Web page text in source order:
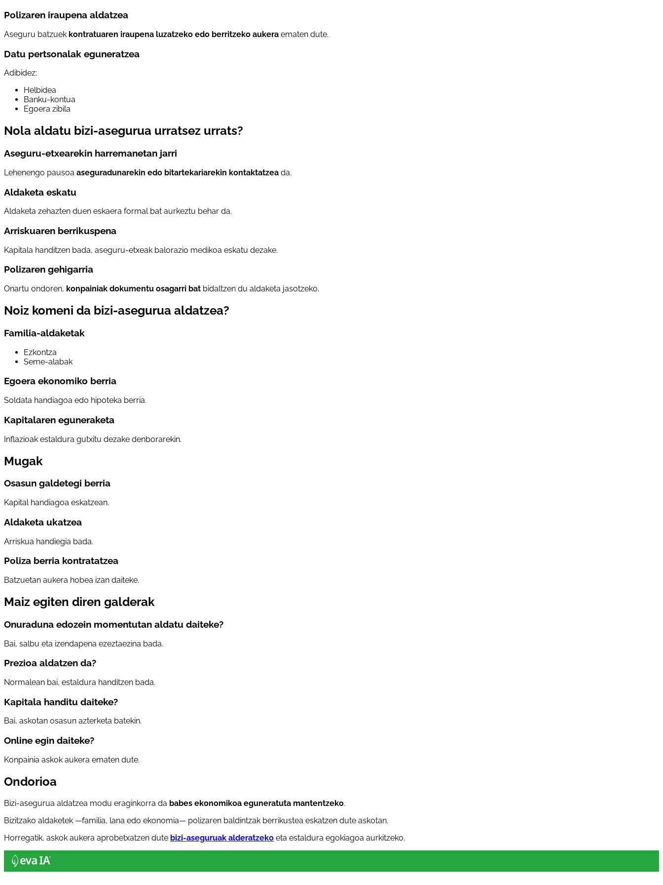
Polizaren iraupena aldatzea
Aseguru batzuek kontratuaren iraupena luzatzeko edo berritzeko aukera ematen dute.
Datu pertsonalak eguneratzea
Adibidez:
Helbidea
Banku-kontua
Egoera zibila
Nola aldatu bizi-asegurua urratsez urrats?
Aseguru-etxearekin harremanetan jarri
Lehenengo pausoa aseguradunarekin edo bitartekariarekin kontaktatzea da.
Aldaketa eskatu
Aldaketa zehazten duen eskaera formal bat aurkeztu behar da.
Arriskuaren berrikuspena
Kapitala handitzen bada, aseguru-etxeak balorazio medikoa eskatu dezake.
Polizaren gehigarria
Onartu ondoren, konpainiak dokumentu osagarri bat bidaltzen du aldaketa jasotzeko.
Noiz komeni da bizi-asegurua aldatzea?
Familia-aldaketak
Ezkontza
Seme-alabak
Egoera ekonomiko berria
Soldata handiagoa edo hipoteka berria.
Kapitalaren eguneraketa
Inflazioak estaldura gutxitu dezake denborarekin.
Mugak
Osasun galdetegi berria
Kapital handiagoa eskatzean.
Aldaketa ukatzea
Arriskua handiegia bada.
Poliza berria kontratatzea
Batzuetan aukera hobea izan daiteke.
Maiz egiten diren galderak
Onuraduna edozein momentutan aldatu daiteke?
Bai, salbu eta izendapena ezeztaezina bada.
Prezioa aldatzen da?
Normalean bai, estaldura handitzen bada.
Kapitala handitu daiteke?
Bai, askotan osasun azterketa batekin.
Online egin daiteke?
Konpainia askok aukera ematen dute.
Ondorioa
Bizi-asegurua aldatzea modu eraginkorra da babes ekonomikoa eguneratuta mantentzeko.
Bizitzako aldaketek —familia, lana edo ekonomia— polizaren baldintzak berrikustea eskatzen dute askotan.
Horregatik, askok aukera aprobetxatzen dute bizi-aseguruak alderatzeko eta estaldura egokiagoa aurkitzeko.